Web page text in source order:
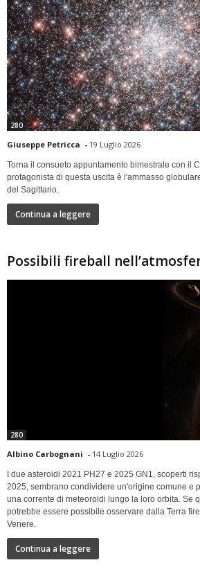
280
Giuseppe Petricca - 19 Luglio 2026
Torna il consueto appuntamento bimestrale con il
protagonista di questa uscita è l'ammasso
del Sagittario.
Continua a leggere
Possibili fireball
280
Albino Carbognani - 14 Luglio 2026
I due asteroidi 2021 PH27 e 2025 GN1, scoperti
2025, sembrano condividere un'origine comune e
una corrente di meteoroidi lungo la loro orbita. Se
potrebbe essere possibile osservare dalla Terra
Venere.
Continua a leggere